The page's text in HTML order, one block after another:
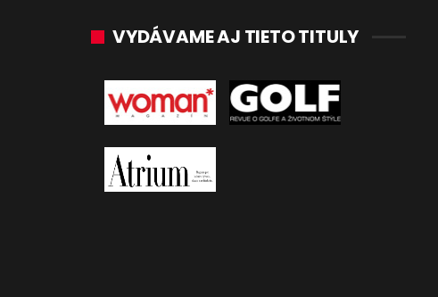
VYDÁVAME AJ TIETO TITULY